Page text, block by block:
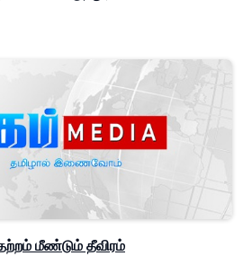
மீண்டும் தீவிரம்